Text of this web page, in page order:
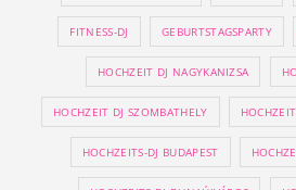
FITNESS-DJ GEBURTSTAGSPARTY
HOCHZEIT DJ NAGYKANIZSA
HOCHZEIT DJ SZOMBATHELY
HOCHZEITS-DJ BUDAPEST